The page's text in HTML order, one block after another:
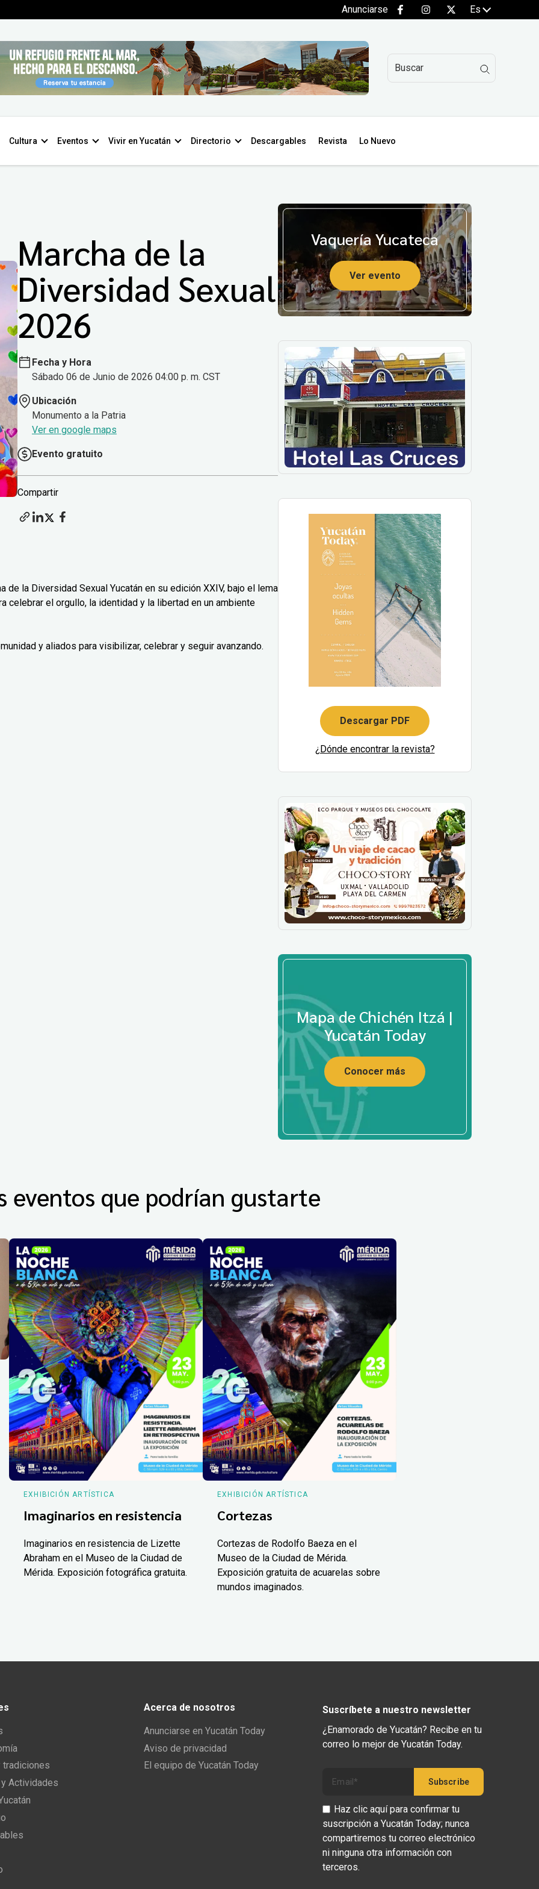
Anunciarse Es
Cultura Eventos Vivir en Yucatán Directorio Descargables Revista Lo Nuevo
Marcha de la
Diversidad Sexual
2026
Fecha y Hora
Sábado 06 de Junio de 2026 04:00 p. m. CST
Ubicación
Monumento a la Patria
Ver en google maps
Evento gratuito
Compartir
la Diversidad Sexual Yucatán en su edición XXIV, bajo el lema
celebrar el orgullo, la identidad y la libertad en un ambiente
y aliados para visibilizar, celebrar y seguir avanzando.
Vaquería Yucateca
Ver evento
Descargar PDF
¿Dónde encontrar la revista?
Mapa de Chichén Itzá |
Yucatán Today
Conocer más
eventos que podrían gustarte
EXHIBICIÓN ARTÍSTICA
Imaginarios en resistencia
Imaginarios en resistencia de Lizette
Abraham en el Museo de la Ciudad de
Mérida. Exposición fotográfica gratuita.
EXHIBICIÓN ARTÍSTICA
Cortezas
Cortezas de Rodolfo Baeza en el
Museo de la Ciudad de Mérida.
Exposición gratuita de acuarelas sobre
mundos imaginados.
tradiciones
Actividades
Acerca de nosotros
Anunciarse en Yucatán Today
Aviso de privacidad
El equipo de Yucatán Today
Suscríbete a nuestro newsletter
¿Enamorado de Yucatán? Recibe en tu
correo lo mejor de Yucatán Today.
Haz clic aquí para confirmar tu
suscripción a Yucatán Today; nunca
compartiremos tu correo electrónico
ni ninguna otra información con
terceros.